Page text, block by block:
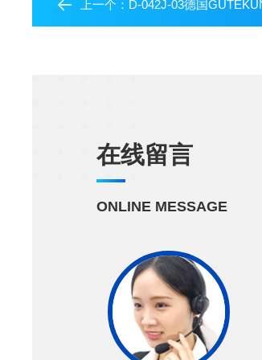
上一个： D-042J-03德国
在线留言
ONLINE MESSAGE